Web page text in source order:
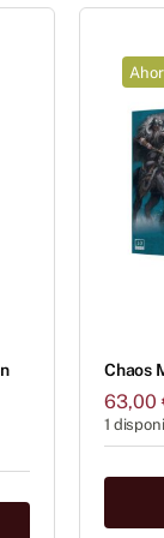
Chaos
63,00
1